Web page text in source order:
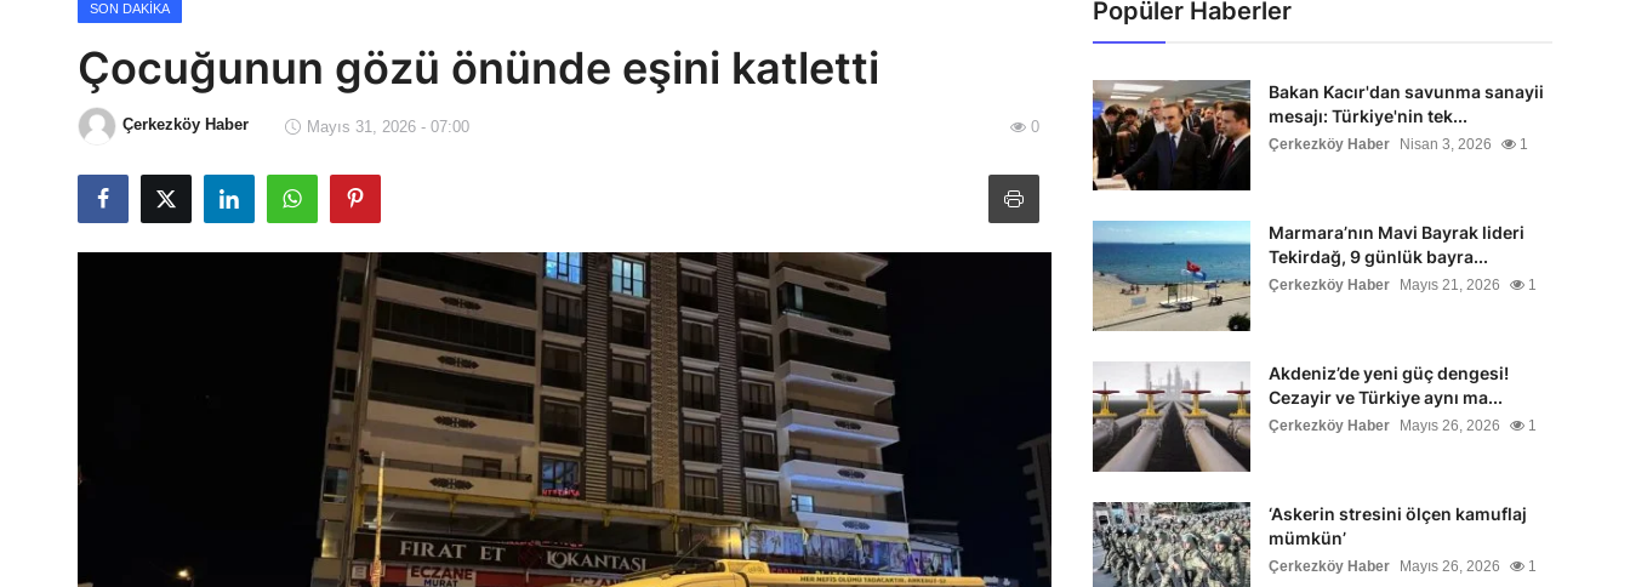
Spor Haberleri
Dünya Haberleri
SON DAKIKA
Çocuğunun gözü önünde eşini katletti
Çerkezköy Haber Mayıs 31, 2026 - 07:00 0
Popüler Haberler
Bakan Kacır'dan savunma sanayii
mesajı: Türkiye'nin tek...
Çerkezköy Haber Nisan 3, 2026 1
Marmara’nın Mavi Bayrak lideri
Tekirdağ, 9 günlük bayra...
Çerkezköy Haber Mayıs 21, 2026 1
Akdeniz’de yeni güç dengesi!
Cezayir ve Türkiye aynı ma...
Çerkezköy Haber Mayıs 26, 2026 1
‘Askerin stresini ölçen kamuflaj
mümkün’
Çerkezköy Haber Mayıs 26, 2026 1